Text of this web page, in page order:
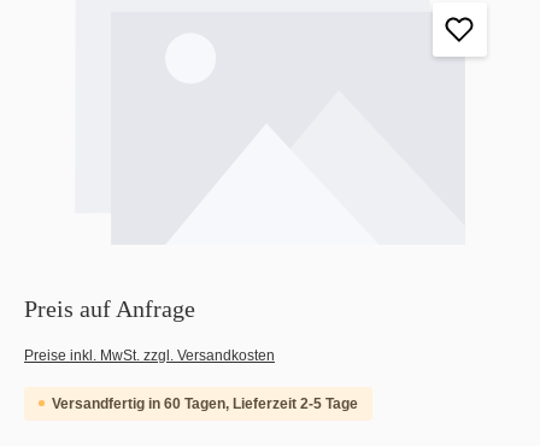
Preis auf Anfrage
Preise inkl. MwSt. zzgl. Versandkosten
Versandfertig in 60 Tagen, Lieferzeit 2-5 Tage